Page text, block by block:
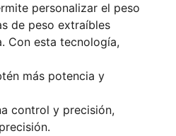
personalizar el peso
de peso extraíbles
Con esta tecnología,
más potencia y
control y precisión,